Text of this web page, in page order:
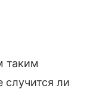
таким
случится ли